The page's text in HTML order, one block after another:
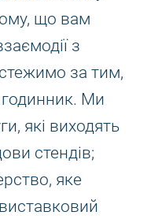
що вам
з
за тим,
Ми
які виходять
стендів;
яке